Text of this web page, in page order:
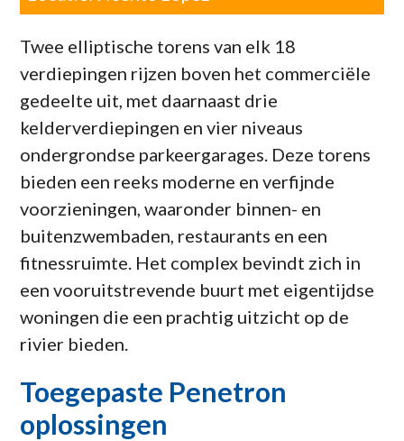
Twee elliptische torens van elk 18
verdiepingen rijzen boven het commerciële
gedeelte uit, met daarnaast drie
kelderverdiepingen en vier niveaus
ondergrondse parkeergarages. Deze torens
bieden een reeks moderne en verfijnde
voorzieningen, waaronder binnen- en
buitenzwembaden, restaurants en een
fitnessruimte. Het complex bevindt zich in
een vooruitstrevende buurt met eigentijdse
woningen die een prachtig uitzicht op de
rivier bieden.
Toegepaste Penetron
oplossingen